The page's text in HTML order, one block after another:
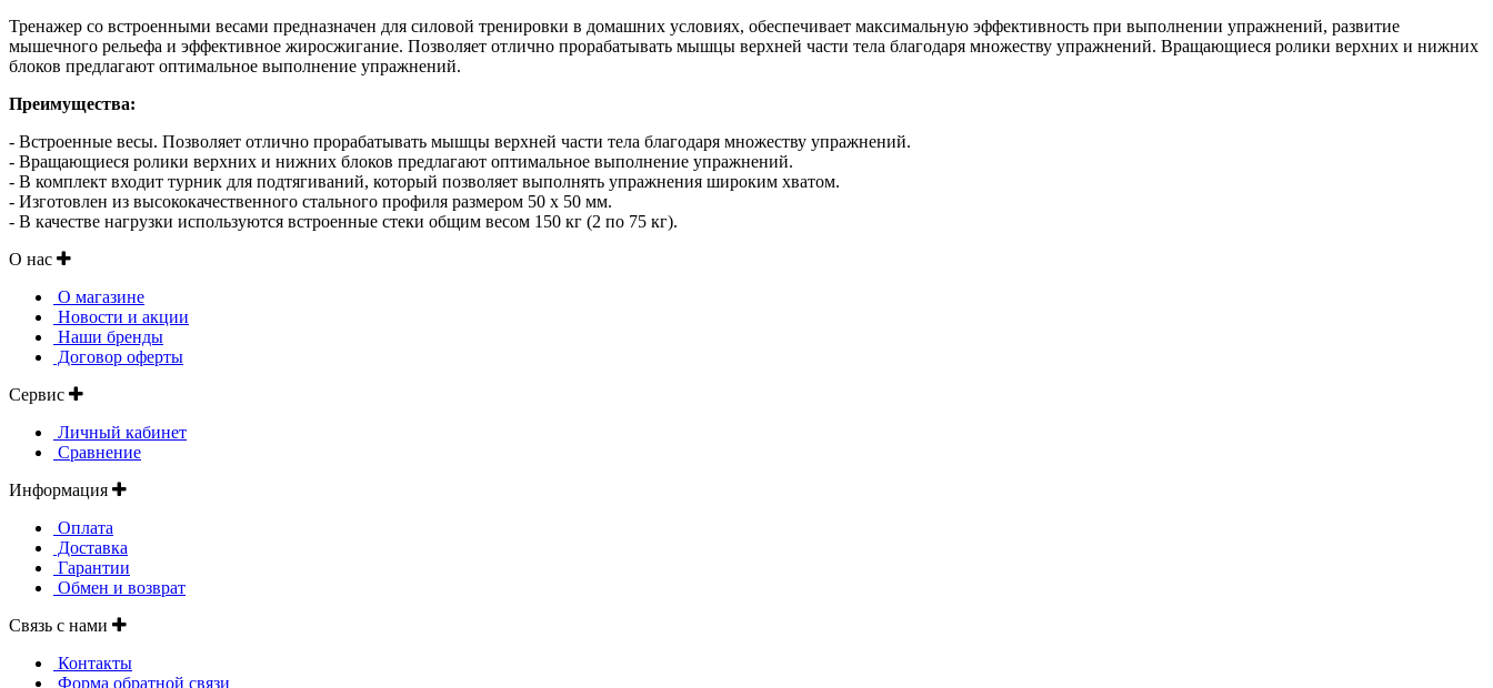
Тренажер со встроенными весами предназначен для силовой тренировки в домашних условиях, обеспечивает максимальную эффективность при выполнении упражнений, развитие
мышечного рельефа и эффективное жиросжигание. Позволяет отлично прорабатывать мышцы верхней части тела благодаря множеству упражнений. Вращающиеся ролики верхних и нижних
блоков предлагают оптимальное выполнение упражнений.
Преимущества:
- Встроенные весы. Позволяет отлично прорабатывать мышцы верхней части тела благодаря множеству упражнений.
- Вращающиеся ролики верхних и нижних блоков предлагают оптимальное выполнение упражнений.
- В комплект входит турник для подтягиваний, который позволяет выполнять упражнения широким хватом.
- Изготовлен из высококачественного стального профиля размером 50 х 50 мм.
- В качестве нагрузки используются встроенные стеки общим весом 150 кг (2 по 75 кг).
О нас
О магазине
Новости и акции
Наши бренды
Договор оферты
Сервис
Личный кабинет
Сравнение
Информация
Оплата
Доставка
Гарантии
Обмен и возврат
Связь с нами
Контакты
Форма обратной связи